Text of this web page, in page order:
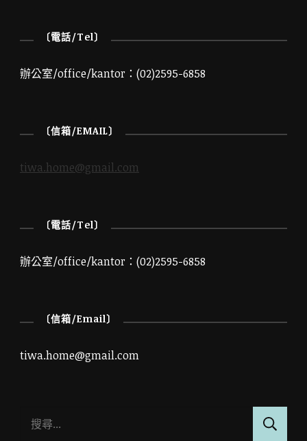
〔電話/Tel〕
辦公室/office/kantor：(02)2595-6858
〔信箱/EMAIL〕
tiwa.home@gmail.com
〔電話/Tel〕
辦公室/office/kantor：(02)2595-6858
〔信箱/Email〕
tiwa.home@gmail.com